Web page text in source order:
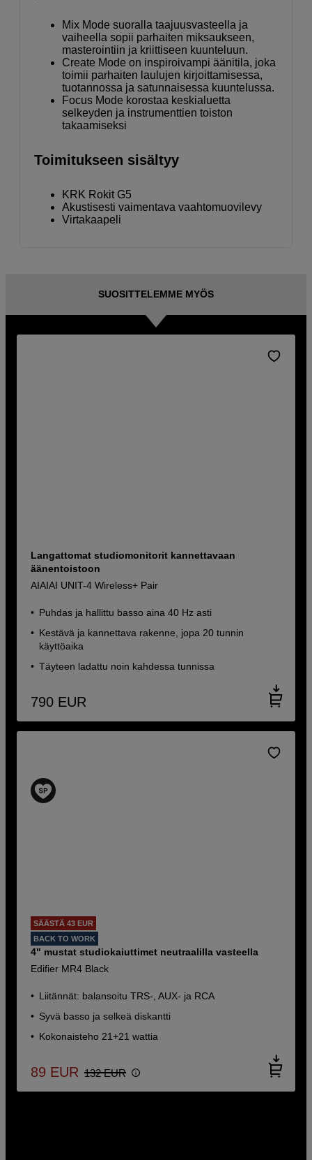
Mix Mode suoralla taajuusvasteella ja
vaiheella sopii parhaiten miksaukseen,
masterointiin ja kriittiseen kuunteluun.
Create Mode on inspiroivampi äänitila, joka
toimii parhaiten laulujen kirjoittamisessa,
tuotannossa ja satunnaisessa kuuntelussa.
Focus Mode korostaa keskialuetta
selkeyden ja instrumenttien toiston
takaamiseksi
Toimitukseen sisältyy
KRK Rokit G5
Akustisesti vaimentava vaahtomuovilevy
Virtakaapeli
SUOSITTELEMME MYÖS
Langattomat studiomonitorit kannettavaan
äänentoistoon
AIAIAI UNIT-4 Wireless+ Pair
Puhdas ja hallittu basso aina 40 Hz asti
Kestävä ja kannettava rakenne, jopa 20 tunnin
käyttöaika
Täyteen ladattu noin kahdessa tunnissa
790 EUR
SÄÄSTÄ 43 EUR
BACK TO WORK
4" mustat studiokaiuttimet neutraalilla vasteella
Edifier MR4 Black
Liitännät: balansoitu TRS-, AUX- ja RCA
Syvä basso ja selkeä diskantti
Kokonaisteho 21+21 wattia
89 EUR 132 EUR